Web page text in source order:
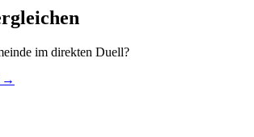
im direkten Duell?
→